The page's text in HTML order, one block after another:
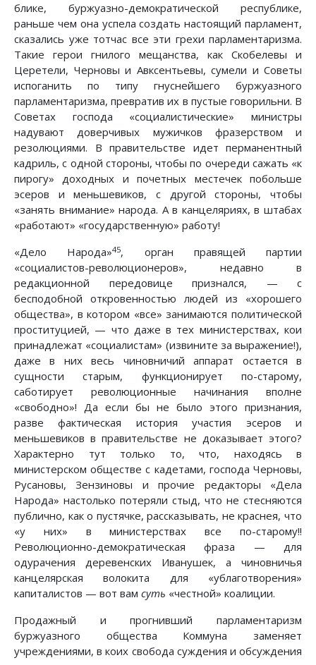
блике, буржуазно-демократической республике,
раньше чем она успела создать настоящий парламент,
сказались уже тотчас все эти грехи парламентаризма.
Такие герои гнилого мещанства, как Скобелевы и
Церетели, Черновы и Авксентьевы, сумели и Советы
испоганить по типу гнуснейшего буржуазного
парламентаризма, превратив их в пустые говорильни. В
Советах господа «социалистические» министры
надувают доверчивых мужичков фразерством и
резолюциями. В правительстве идет перманентный
кадриль, с одной стороны, чтобы по очереди сажать «к
пирогу» доходных и почетных местечек побольше
эсеров и меньшевиков, с другой стороны, чтобы
«занять внимание» народа. А в канцеляриях, в штабах
«работают» «государственную» работу!
«Дело Народа»45, орган правящей партии
«социалистов-революционеров», недавно в
редакционной передовице признался, — с
бесподобной откровенностью людей из «хорошего
общества», в котором «все» занимаются политической
проституцией, — что даже в тех министерствах, кои
принадлежат «социалистам» (извините за выражение!),
даже в них весь чиновничий аппарат остается в
сущности старым, функционирует по-старому,
саботирует революционные начинания вполне
«свободно»! Да если бы не было этого признания,
разве фактическая история участия эсеров и
меньшевиков в правительстве не доказывает этого?
Характерно тут только то, что, находясь в
министерском обществе с кадетами, господа Черновы,
Русановы, Зензиновы и прочие редакторы «Дела
Народа» настолько потеряли стыд, что не стесняются
публично, как о пустячке, рассказывать, не краснея, что
«у них» в министерствах все по-старому!!
Революционно-демократическая фраза — для
одурачения деревенских Иванушек, а чиновничья
канцелярская волокита для «ублаготворения»
капиталистов — вот вам суть «честной» коалиции.
Продажный и прогнивший парламентаризм
буржуазного общества Коммуна заменяет
учреждениями, в коих свобода суждения и обсуждения